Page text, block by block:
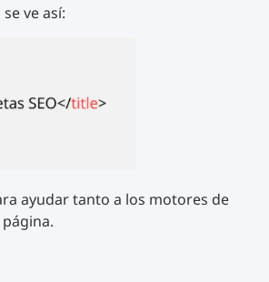
ve así:
ayudar tanto a los motores de